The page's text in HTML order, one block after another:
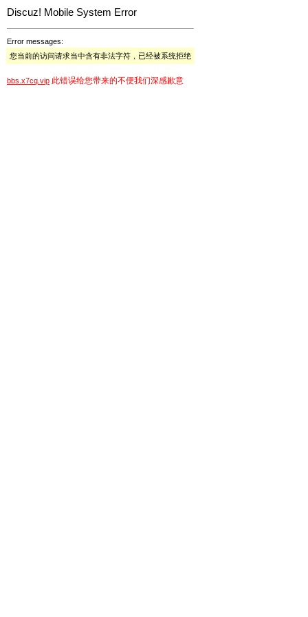
Discuz! Mobile System Error
Error messages:
您当前的访问请求当中含有非法字符，已经被系统拒绝
bbs.x7cq.vip 此错误给您带来的不便我们深感歉意